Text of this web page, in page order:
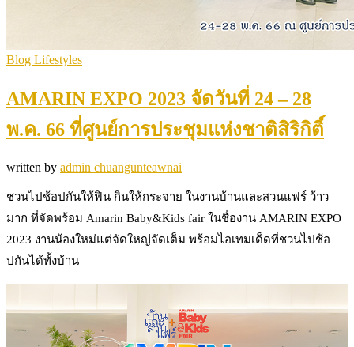
Blog Lifestyles
AMARIN EXPO 2023 จัดวันที่ 24 – 28
พ.ค. 66 ที่ศูนย์การประชุมแห่งชาติสิริกิติ์
written by admin chuangunteawnai
ชวนไปช้อปกันให้ฟิน กินให้กระจาย ในงานบ้านและสวนแฟร์ ว้าว
มาก ที่จัดพร้อม Amarin Baby&Kids fair ในชื่องาน AMARIN EXPO
2023 งานน้องใหม่แต่จัดใหญ่จัดเต็ม พร้อมไอเทมเด็ดที่ชวนไปช้อ
ปกันได้ทั้งบ้าน